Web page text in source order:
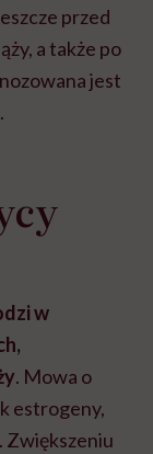
przed
a także po
jest
w
. Mowa o
estrogeny,
Zwiększeniu